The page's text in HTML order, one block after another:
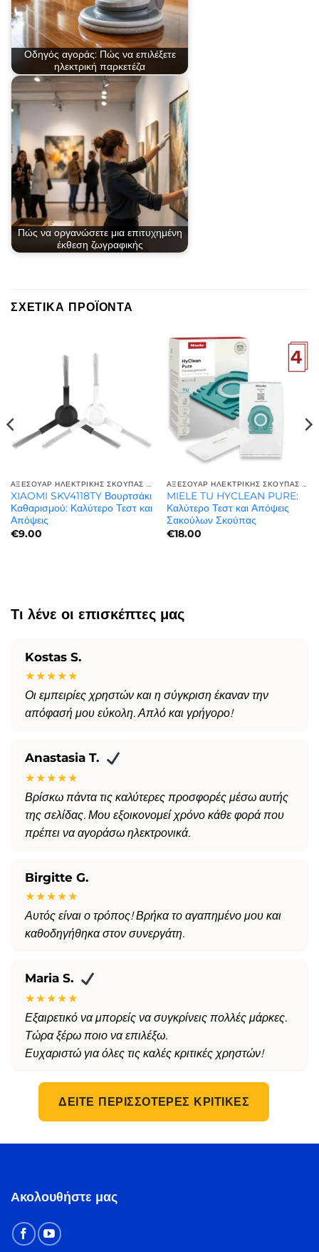
Οδηγός αγοράς: Πώς να επιλέξετε
ηλεκτρική παρκετέζα
Πώς να οργανώσετε μια επιτυχημένη
έκθεση ζωγραφικής
ΣΧΕΤΙΚΆ ΠΡΟΪΌΝΤΑ
ΑΞΕΣΟΥΆΡ ΗΛΕΚΤΡΙΚΉΣ ΣΚΟΎΠΑΣ | ΠΟΙΌΤΗΤΑ ΚΑΙ ΑΝΤΟΧΉ
XIAOMI SKV4118TY Βουρτσάκι
Καθαρισμού: Καλύτερο Τεστ και
Απόψεις
€9.00
ΑΞΕΣΟΥΆΡ ΗΛΕΚΤΡΙΚΉΣ ΣΚΟΎΠΑΣ | ΠΟΙΌΤΗΤΑ ΚΑΙ ΑΝΤΟΧΉ
MIELE TU HYCLEAN PURE:
Καλύτερο Τεστ και Απόψεις
Σακούλων Σκούπας
€18.00
Τι λένε οι επισκέπτες μας
Kostas S.
★★★★★
Οι εμπειρίες χρηστών και η σύγκριση έκαναν την
απόφασή μου εύκολη. Απλό και γρήγορο!
Anastasia T.
★★★★★
Βρίσκω πάντα τις καλύτερες προσφορές μέσω αυτής
της σελίδας. Μου εξοικονομεί χρόνο κάθε φορά που
πρέπει να αγοράσω ηλεκτρονικά.
Birgitte G.
★★★★★
Αυτός είναι ο τρόπος! Βρήκα το αγαπημένο μου και
καθοδηγήθηκα στον συνεργάτη.
Maria S.
★★★★★
Εξαιρετικό να μπορείς να συγκρίνεις πολλές μάρκες.
Τώρα ξέρω ποιο να επιλέξω.
Ευχαριστώ για όλες τις καλές κριτικές χρηστών!
ΔΕΊΤΕ ΠΕΡΙΣΣΌΤΕΡΕΣ ΚΡΙΤΙΚΈΣ
Ακολουθήστε μας